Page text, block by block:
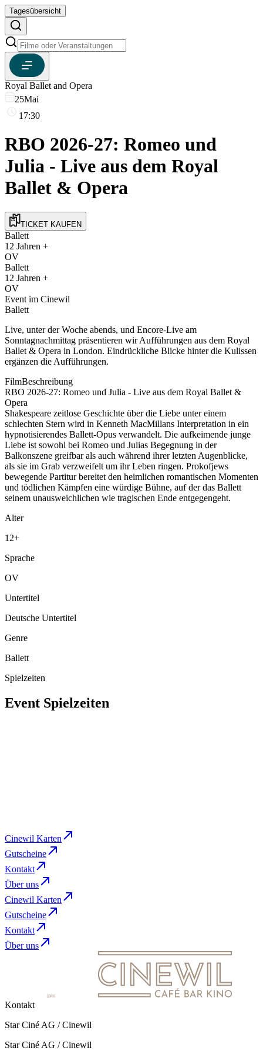
Tagesübersicht
Royal Ballet and Opera
25Mai
17:30
RBO 2026-27: Romeo und
Julia - Live aus dem Royal
Ballet & Opera
TICKET KAUFEN
Ballett
12 Jahren +
OV
Ballett
12 Jahren +
OV
Event im Cinewil
Ballett
Live, unter der Woche abends, und Encore-Live am
Sonntagnachmittag präsentieren wir Aufführungen aus dem Royal
Ballet & Opera in London. Eindrückliche Blicke hinter die Kulissen
ergänzen die Aufführungen.
FilmBeschreibung
RBO 2026-27: Romeo und Julia - Live aus dem Royal Ballet &
Opera
Shakespeare zeitlose Geschichte über die Liebe unter einem
schlechten Stern wird in Kenneth MacMillans Interpretation in ein
hypnotisierendes Ballett-Opus verwandelt. Die aufkeimende junge
Liebe ist sowohl bei Romeo und Julias Begegnung in der
Balkonszene greifbar als auch während ihrer letzten Augenblicke,
als sie im Grab verzweifelt um ihr Leben ringen. Prokofjews
bewegende Partitur bereitet den heimlichen romantischen Momenten
und tödlichen Kämpfen eine würdige Bühne, auf der das Ballett
seinem unausweichlichen wie tragischen Ende entgegengeht.
Alter
12+
Sprache
OV
Untertitel
Deutsche Untertitel
Genre
Ballett
Spielzeiten
Event Spielzeiten
BUCHEN
Cinewil Karten
Gutscheine
Kontakt
Über uns
Cinewil Karten
Gutscheine
Kontakt
Über uns
Kontakt
Star Ciné AG / Cinewil
Star Ciné AG / Cinewil